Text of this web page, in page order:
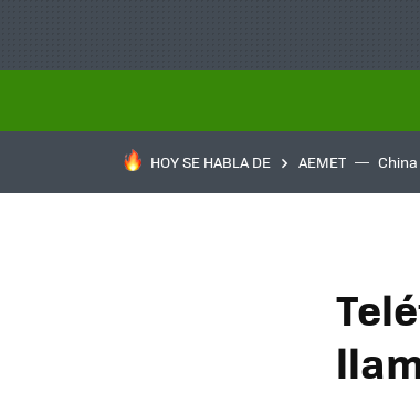
HOY SE HABLA DE AEMET China